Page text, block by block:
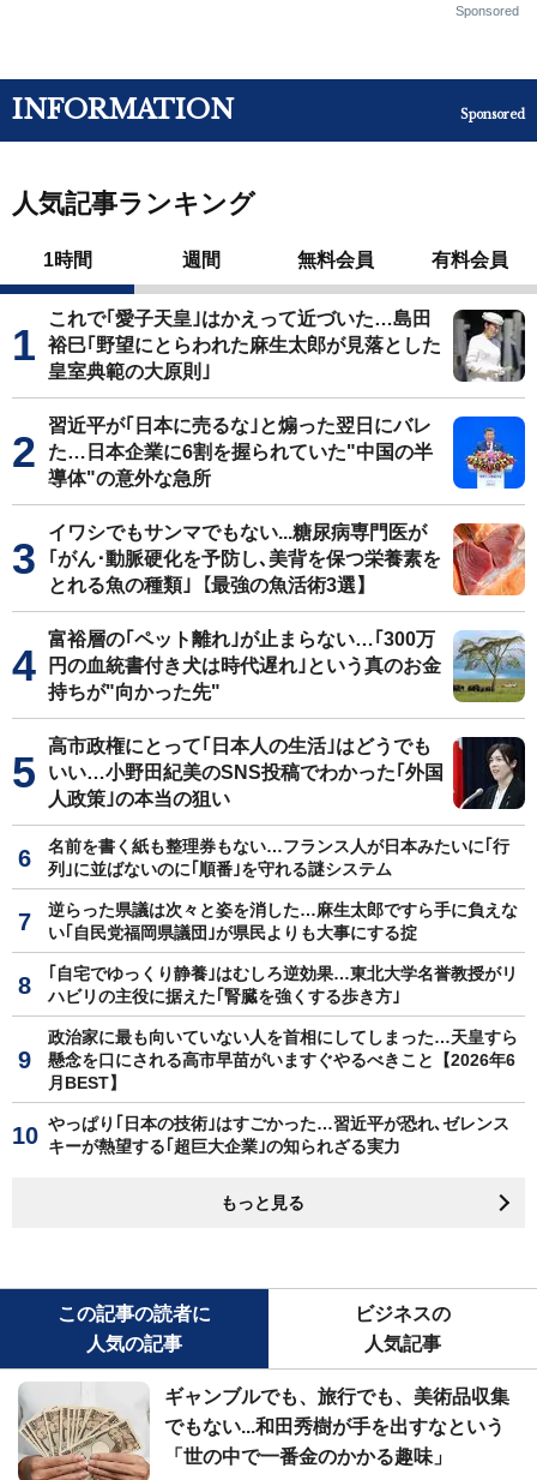
Sponsored
INFORMATION Sponsored
人気記事ランキング
1時間 週間 無料会員 有料会員
これで｢愛子天皇｣はかえって近づいた…島田
裕巳｢野望にとらわれた麻生太郎が見落とした
皇室典範の大原則｣
習近平が｢日本に売るな｣と煽った翌日にバレ
た…日本企業に6割を握られていた"中国の半
導体"の意外な急所
イワシでもサンマでもない...糖尿病専門医が
｢がん･動脈硬化を予防し､美背を保つ栄養素を
とれる魚の種類｣【最強の魚活術3選】
富裕層の｢ペット離れ｣が止まらない…｢300万
円の血統書付き犬は時代遅れ｣という真のお金
持ちが"向かった先"
高市政権にとって｢日本人の生活｣はどうでも
いい…小野田紀美のSNS投稿でわかった｢外国
人政策｣の本当の狙い
名前を書く紙も整理券もない…フランス人が日本みたいに｢行
列｣に並ばないのに｢順番｣を守れる謎システム
逆らった県議は次々と姿を消した…麻生太郎ですら手に負えな
い｢自民党福岡県議団｣が県民よりも大事にする掟
｢自宅でゆっくり静養｣はむしろ逆効果…東北大学名誉教授がリ
ハビリの主役に据えた｢腎臓を強くする歩き方｣
政治家に最も向いていない人を首相にしてしまった…天皇すら
懸念を口にされる高市早苗がいますぐやるべきこと【2026年6
月BEST】
やっぱり｢日本の技術｣はすごかった…習近平が恐れ､ゼレンス
キーが熱望する｢超巨大企業｣の知られざる実力
もっと見る
この記事の読者に
人気の記事
ビジネスの
人気記事
ギャンブルでも、旅行でも、美術品収集
でもない...和田秀樹が手を出すなという
「世の中で一番金のかかる趣味」